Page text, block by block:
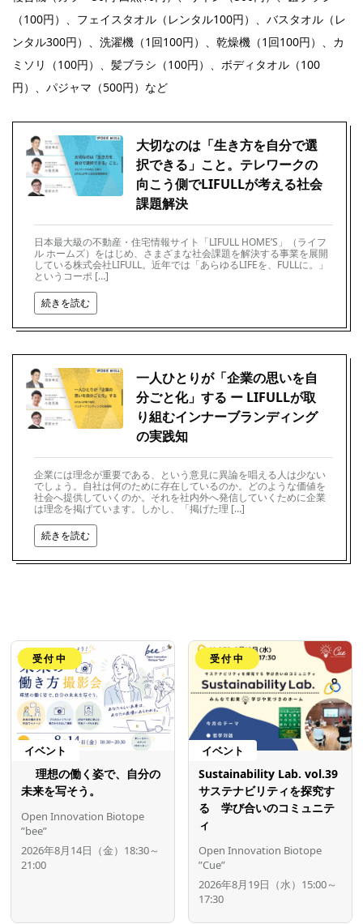
（100円）、フェイスタオル（レンタル100円）、バスタオル（レ
ンタル300円）、洗濯機（1回100円）、乾燥機（1回100円）、カ
ミソリ（100円）、髪ブラシ（100円）、ボディタオル（100
円）、パジャマ（500円）など
大切なのは「生き方を自分で選
択できる」こと。テレワークの
向こう側でLIFULLが考える社会
課題解決
日本最大級の不動産・住宅情報サイト「LIFULL HOME’S」（ライフ
ル ホームズ）をはじめ、さまざまな社会課題を解決する事業を展開
している株式会社LIFULL。近年では「あらゆるLIFEを、FULLに。」
というコーポ […]
続きを読む
一人ひとりが「企業の思いを自
分ごと化」する ー LIFULLが取
り組むインナーブランディング
の実践知
企業には理念が重要である、という意見に異論を唱える人は少ない
でしょう。自社は何のために存在しているのか。どのような価値を
社会へ提供していくのか。それを社内外へ発信していくために企業
は理念を掲げています。しかし、「掲げた理 […]
続きを読む
受付中
イベント
理想の働く姿で、自分の
未来を写そう。
Open Innovation Biotope
”bee”
2026年8月14日（金）18:30～
21:00
受付中
イベント
Sustainability Lab. vol.39
サステナビリティを探究す
る 学び合いのコミュニテ
ィ
Open Innovation Biotope
”Cue”
2026年8月19日（水）15:00～
17:30